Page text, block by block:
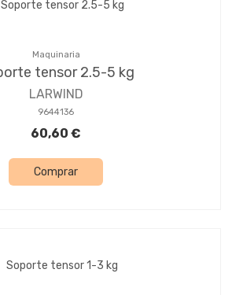
Maquinaria
tensor 2.5-5 kg
LARWIND
9644136
60,60 €
Comprar